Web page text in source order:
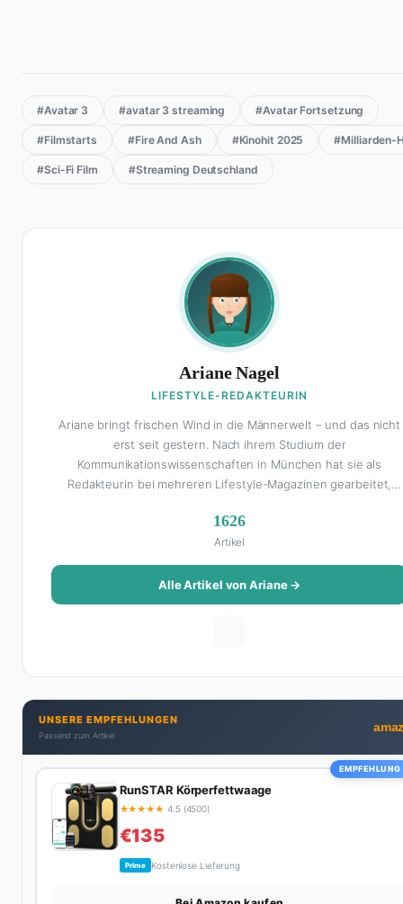
#Avatar 3 #avatar 3 streaming #Avatar Fortsetzung
#Filmstarts #Fire And Ash #Kinohit 2025 #Milliarden-
#Sci-Fi Film #Streaming Deutschland
Ariane Nagel
LIFESTYLE-REDAKTEURIN
Ariane bringt frischen Wind in die Männerwelt – und das nicht
erst seit gestern. Nach ihrem Studium der
Kommunikationswissenschaften in München hat sie als
Redakteurin bei mehreren Lifestyle-Magazinen gearbeitet,
Redakteurin schreibt sie über alles, was das Leben schöner
macht: von Interior Design und Reise-Tipps über Food-Trends
bis hin zu Beziehungsratgebern, die auch Männer gerne lesen.
Ihre Geheimwaffe: Sie weiß genau, was Frauen an Männern
wirklich cool finden – und was absolut gar nicht geht. Privat ist
Blogs gefeatured.
1626
Artikel
Alle Artikel von Ariane →
UNSERE EMPFEHLUNGEN
Passend zum Artikel
EMPFEHLUNG
RunSTAR Körperfettwaage
★★★★★ 4.5 (4500)
€135
Prime Kostenlose Lieferung